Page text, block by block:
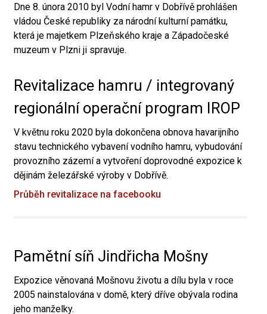
Dne 8. února 2010 byl Vodní hamr v Dobřívě prohlášen
vládou České republiky za národní kulturní památku,
která je majetkem Plzeňského kraje a Západočeské
muzeum v Plzni ji spravuje.
Revitalizace hamru / integrovaný
regionální operační program IROP
V květnu roku 2020 byla dokončena obnova havarijního
stavu technického vybavení vodního hamru, vybudování
provozního zázemí a vytvoření doprovodné expozice k
dějinám železářské výroby v Dobřívě.
Průběh revitalizace na facebooku
Pamětní síň Jindřicha Mošny
Expozice věnovaná Mošnovu životu a dílu byla v roce
2005 nainstalována v domě, který dříve obývala rodina
jeho manželky.